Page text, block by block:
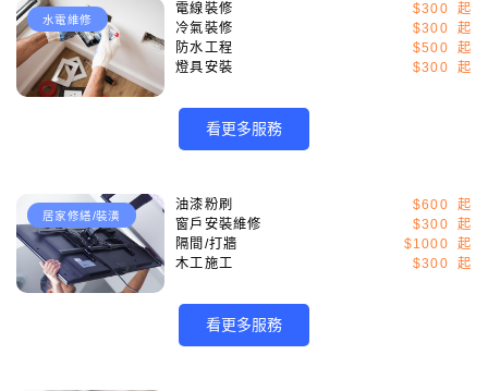
水電維修
電線裝修
$300
冷氣裝修
$300
防水工程
$500
燈具安裝
$300
看更多服務
居家修繕/裝潢
油漆粉刷
$600
窗戶安裝維修
$300
隔間/打牆
$1000
木工施工
$300
看更多服務